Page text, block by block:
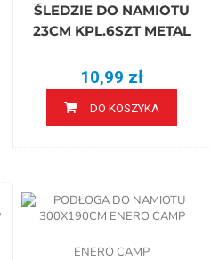
ŚLEDZIE DO NAMIOTU
23CM KPL.6SZT METAL
10,99 zł
DO KOSZYKA
ENERO CAMP